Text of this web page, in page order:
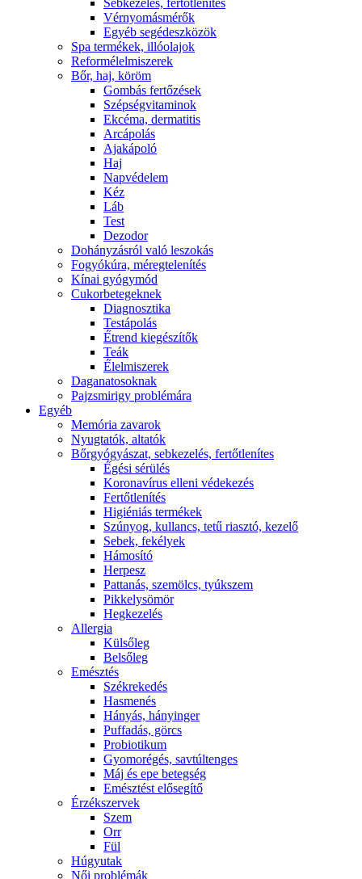
Sebkezelés, fertőtlenítés
Vérnyomásmérők
Egyéb segédeszközök
Spa termékek, illóolajok
Reformélelmiszerek
Bőr, haj, köröm
Gombás fertőzések
Szépségvitaminok
Ekcéma, dermatitis
Arcápolás
Ajakápoló
Haj
Napvédelem
Kéz
Láb
Test
Dezodor
Dohányzásról való leszokás
Fogyókúra, méregtelenítés
Kínai gyógymód
Cukorbetegeknek
Diagnosztika
Testápolás
É́trend kiegészítők
Teák
É́lelmiszerek
Daganatosoknak
Pajzsmirigy problémára
Egyéb
Memória zavarok
Nyugtatók, altatók
Bőrgyógyászat, sebkezelés, fertőtlenítes
É́gési sérülés
Koronavírus elleni védekezés
Fertőtlenítés
Higiéniás termékek
Szúnyog, kullancs, tetű riasztó, kezelő
Sebek, fekélyek
Hámosító
Herpesz
Pattanás, szemölcs, tyúkszem
Pikkelysömör
Hegkezelés
Allergia
Külsőleg
Belsőleg
Emésztés
Székrekedés
Hasmenés
Hányás, hányinger
Puffadás, görcs
Probiotikum
Gyomorégés, savtúltenges
Máj és epe betegség
Emésztést elősegítő
Érzékszervek
Szem
Orr
Fül
Húgyutak
Női problémák